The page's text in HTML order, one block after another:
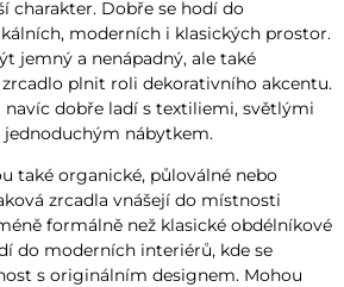
charakter. Dobře se hodí do
moderních i klasických prostor.
jemný a nenápadný, ale také
plnit roli dekorativního akcentu.
navíc dobře ladí s textiliemi, světlými
nábytkem.
také organické, půloválné nebo
zrcadla vnášejí do místnosti
formálně než klasické obdélníkové
do moderních interiérů, kde se
s originálním designem. Mohou